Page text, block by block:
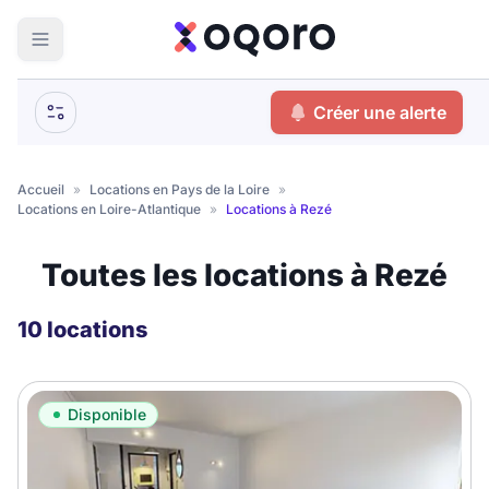
Votre
Que recherchez-vous ?
Logement entier
Colocation
Meublé ?
recherche
Créer une alerte
Accueil » Locations en Pays de la Loire »
Locations en Loire-Atlantique » Locations à Rezé
Toutes les locations à Rezé
10 locations
Disponible